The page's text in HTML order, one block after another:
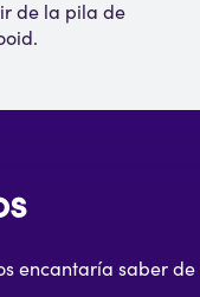
de la pila de
encantaría saber de